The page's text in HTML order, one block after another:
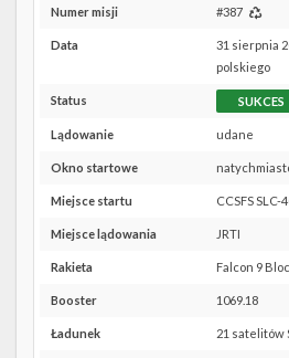
Starship
Szukaj
Facebook
Twitter
Kalendarze
Numer misji #387
Data
31 sierpnia
polskiego
Status SUKCES
Lądowanie udane
Okno startowe
Miejsce startu CCSFS SLC-
Miejsce lądowania JRTI
Rakieta Falcon 9
Booster 1069.18
Ładunek 21 satelitów